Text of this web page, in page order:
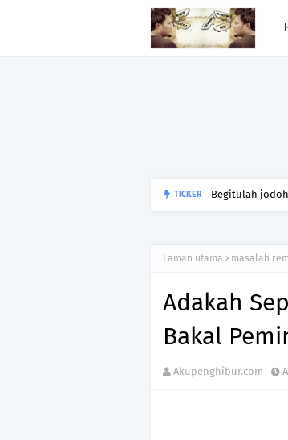
TICKER
Begitulah
Laman utama masalah
Adakah
Bakal
Akupenghibur.com